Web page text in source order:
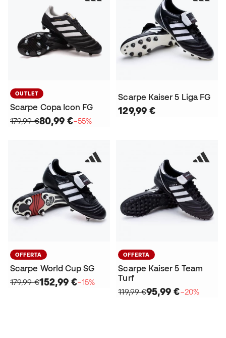
OUTLET
Scarpe Copa Icon FG
179,99 €80,99 €−55%
Scarpe Kaiser 5 Liga FG
129,99 €
OFFERTA
Scarpe World Cup SG
179,99 €152,99 €−15%
OFFERTA
Scarpe Kaiser 5 Team
Turf
119,99 €95,99 €−20%